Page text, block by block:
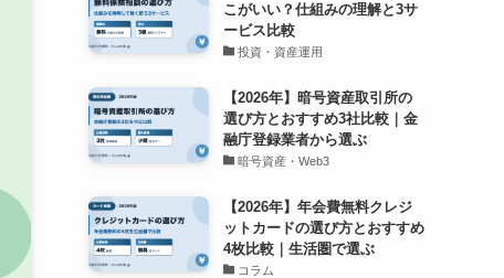
こがいい？仕組みの理解と3サ
ービス比較
投資・資産運用
【2026年】暗号資産取引所の
選び方とおすすめ3社比較｜金
融庁登録業者から選ぶ
暗号資産・Web3
【2026年】年会費無料クレジ
ットカードの選び方とおすすめ
4枚比較｜生活圏で選ぶ
コラム